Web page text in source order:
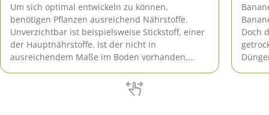
Um sich optimal entwickeln zu können,
benötigen Pflanzen ausreichend Nährstoffe.
Unverzichtbar ist beispielsweise Stickstoff, einer
der Hauptnährstoffe. Ist der nicht in
ausreichendem Maße im Boden vorhanden,
stattfinden. Demzufolge muss er zugeführt
Doch